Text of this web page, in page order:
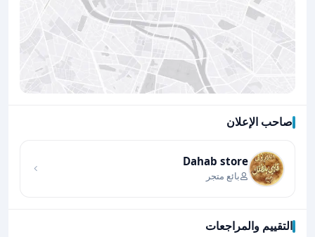
صاحب الإعلان
Dahab store
بائع متجر
التقييم والمراجعات